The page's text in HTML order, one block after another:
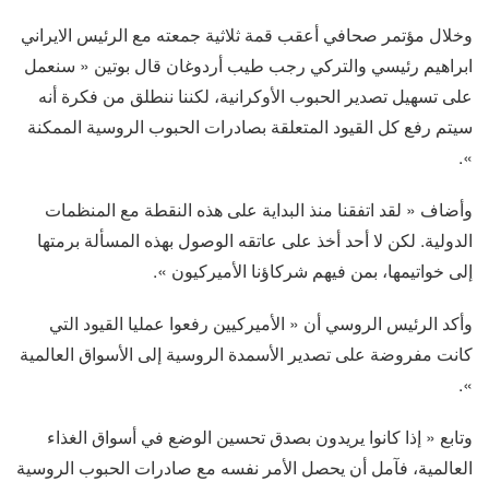
وخلال مؤتمر صحافي أعقب قمة ثلاثية جمعته مع الرئيس الايراني
ابراهيم رئيسي والتركي رجب طيب أردوغان قال بوتين « سنعمل
على تسهيل تصدير الحبوب الأوكرانية، لكننا ننطلق من فكرة أنه
سيتم رفع كل القيود المتعلقة بصادرات الحبوب الروسية الممكنة
».
وأضاف « لقد اتفقنا منذ البداية على هذه النقطة مع المنظمات
الدولية. لكن لا أحد أخذ على عاتقه الوصول بهذه المسألة برمتها
إلى خواتيمها، بمن فيهم شركاؤنا الأميركيون ».
وأكد الرئيس الروسي أن « الأميركيين رفعوا عمليا القيود التي
كانت مفروضة على تصدير الأسمدة الروسية إلى الأسواق العالمية
».
وتابع « إذا كانوا يريدون بصدق تحسين الوضع في أسواق الغذاء
العالمية، فآمل أن يحصل الأمر نفسه مع صادرات الحبوب الروسية